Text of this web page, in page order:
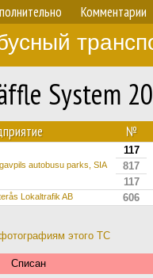
Комментарии
System
№
autobusu parks, SIA
117
817
117
Lokaltrafik AB 606
этого ТС
Списан